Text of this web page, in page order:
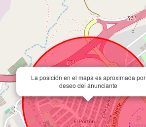
La posición en el mapa es aproximada por
deseo del anunciante